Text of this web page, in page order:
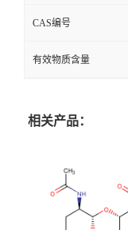
CAS编号
有效物质含量
相关产品：